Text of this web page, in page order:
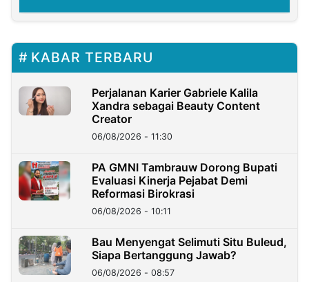
KABAR TERBARU
Perjalanan Karier Gabriele Kalila
Xandra sebagai Beauty Content
Creator
06/08/2026 - 11:30
PA GMNI Tambrauw Dorong Bupati
Evaluasi Kinerja Pejabat Demi
Reformasi Birokrasi
06/08/2026 - 10:11
Bau Menyengat Selimuti Situ Buleud,
Siapa Bertanggung Jawab?
06/08/2026 - 08:57